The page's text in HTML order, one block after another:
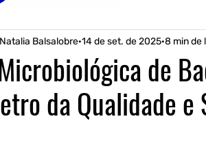
de
da Qualidade e
Balsalobre 14 de set. de 2025 8 min de